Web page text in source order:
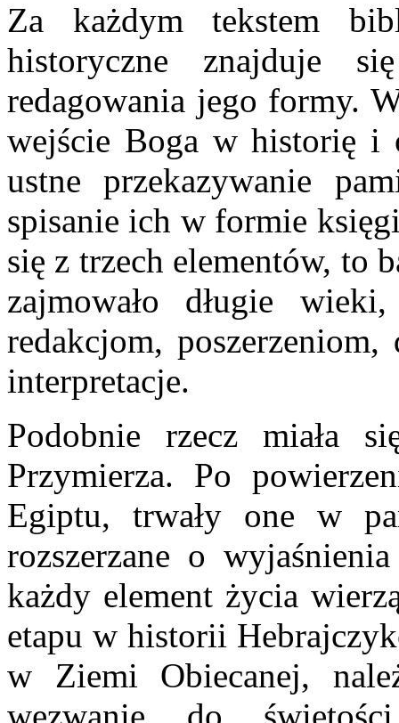
Za każdym tekstem
historyczne znajduje
redagowania jego formy.
wejście Boga w historię i
ustne przekazywanie
spisanie ich w formie
się z trzech elementów, to
zajmowało długie
redakcjom,
interpretacje.
Podobnie rzecz miała
Przymierza. Po
Egiptu, trwały one w
rozszerzane o
każdy element życia
etapu w historii
w Ziemi Obiecanej,